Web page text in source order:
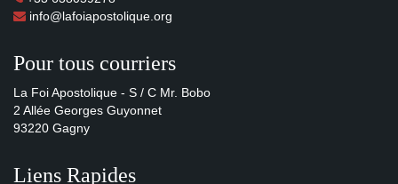
info@lafoiapostolique.org
Pour tous courriers
La Foi Apostolique - S / C Mr. Bobo
2 Allée Georges Guyonnet
93220 Gagny
Liens Rapides